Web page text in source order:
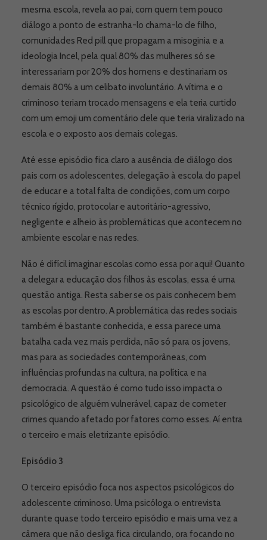
mesma escola, revela ao pai, com quem tem pouco
diálogo a ponto de estranha-lo chama-lo de filho,
comunidades Red pill que propagam a misoginia e a
ideologia Incel, pela qual 80% das mulheres só se
interessariam por 20% dos homens e destinariam os
demais 80% a um celibato involuntário. A vítima e o
criminoso teriam trocado mensagens e ela teria curtido
com um emoji um comentário dele que teria viralizado na
escola e o exposto aos demais colegas.
Até esse episódio fica claro a ausência de diálogo dos
pais com os adolescentes, delegação à escola do papel
de educar e a total falta de condições, com um corpo
técnico rígido, protocolar e autoritário-agressivo,
negligente e alheio às problemáticas que acontecem no
ambiente escolar e nas redes.
Não é difícil imaginar escolas como essa por aqui! Quanto
a delegar a educação dos filhos às escolas, essa é uma
questão antiga. Resta saber se os pais conhecem bem
as escolas por dentro. A problemática das redes sociais
também é bastante conhecida, e essa parece uma
batalha cada vez mais perdida, não só para os jovens,
mas para as sociedades contemporâneas, com
influências profundas na cultura, na política e na
democracia. A questão é como tudo isso impacta o
psicológico de alguém vulnerável, capaz de cometer
crimes quando afetado por fatores como esses. Aí entra
o terceiro e mais eletrizante episódio.
Episódio 3
O terceiro episódio foca nos aspectos psicológicos do
adolescente criminoso. Uma psicóloga o entrevista
durante quase todo terceiro episódio e mais uma vez a
câmera que não desliga fica circulando, ora focando no